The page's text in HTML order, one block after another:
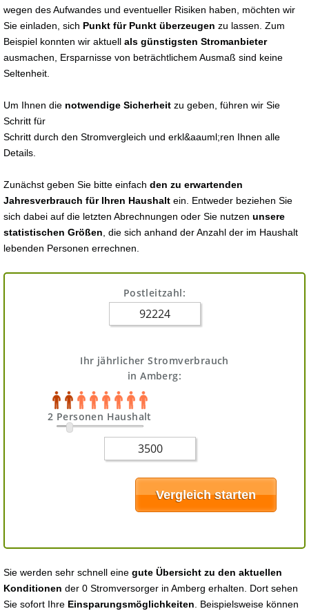
wegen des Aufwandes und eventueller Risiken haben, möchten wir
Sie einladen, sich Punkt für Punkt überzeugen zu lassen. Zum
Beispiel konnten wir aktuell als günstigsten Stromanbieter
ausmachen, Ersparnisse von beträchtlichem Ausmaß sind keine
Seltenheit.
Um Ihnen die notwendige Sicherheit zu geben, führen wir Sie
Schritt für
Schritt durch den Stromvergleich und erkl&aauml;ren Ihnen alle
Details.
Zunächst geben Sie bitte einfach den zu erwartenden
Jahresverbrauch für Ihren Haushalt ein. Entweder beziehen Sie
sich dabei auf die letzten Abrechnungen oder Sie nutzen unsere
statistischen Größen , die sich anhand der Anzahl der im Haushalt
lebenden Personen errechnen.
Postleitzahl:
Ihr jährlicher Stromverbrauch
in Amberg:
2 Personen Haushalt
Sie werden sehr schnell eine gute Übersicht zu den aktuellen
Konditionen der 0 Stromversorger in Amberg erhalten. Dort sehen
Sie sofort Ihre Einsparungsmöglichkeiten . Beispielsweise können